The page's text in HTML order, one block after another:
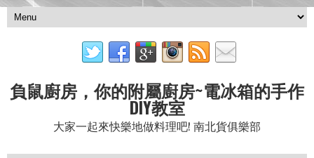
負鼠廚房，你的附屬廚房~電冰箱的手作
DIY教室
大家一起來快樂地做料理吧! 南北貨俱樂部